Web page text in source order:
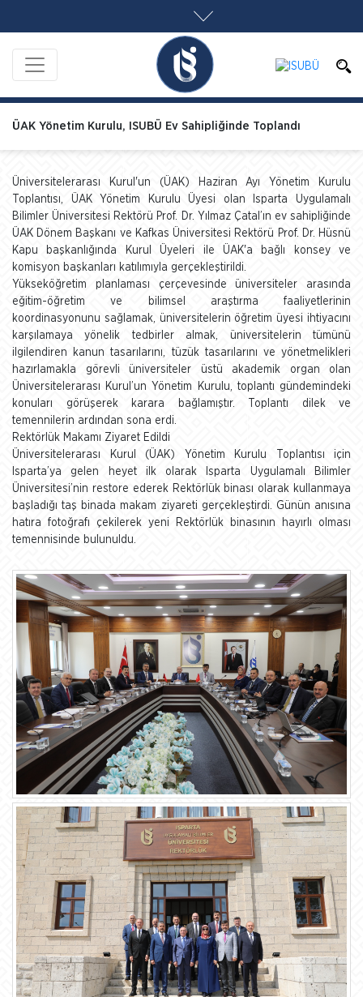
ÜAK Yönetim Kurulu, ISUBÜ Ev Sahipliğinde Toplandı
Üniversitelerarası Kurul'un (ÜAK) Haziran Ayı Yönetim Kurulu
Toplantısı, ÜAK Yönetim Kurulu Üyesi olan Isparta Uygulamalı
Bilimler Üniversitesi Rektörü Prof. Dr. Yılmaz Çatal’ın ev sahipliğinde
ÜAK Dönem Başkanı ve Kafkas Üniversitesi Rektörü Prof. Dr. Hüsnü
Kapu başkanlığında Kurul Üyeleri ile ÜAK'a bağlı konsey ve
komisyon başkanları katılımıyla gerçekleştirildi.
Yükseköğretim planlaması çerçevesinde üniversiteler arasında
eğitim-öğretim ve bilimsel araştırma faaliyetlerinin
koordinasyonunu sağlamak, üniversitelerin öğretim üyesi ihtiyacını
karşılamaya yönelik tedbirler almak, üniversitelerin tümünü
ilgilendiren kanun tasarılarını, tüzük tasarılarını ve yönetmelikleri
hazırlamakla görevli üniversiteler üstü akademik organ olan
Üniversitelerarası Kurul’un Yönetim Kurulu, toplantı gündemindeki
konuları görüşerek karara bağlamıştır. Toplantı dilek ve
temennilerin ardından sona erdi.
Rektörlük Makamı Ziyaret Edildi
Üniversitelerarası Kurul (ÜAK) Yönetim Kurulu Toplantısı için
Isparta’ya gelen heyet ilk olarak Isparta Uygulamalı Bilimler
Üniversitesi’nin restore ederek Rektörlük binası olarak kullanmaya
başladığı taş binada makam ziyareti gerçekleştirdi. Günün anısına
hatıra fotoğrafı çekilerek yeni Rektörlük binasının hayırlı olması
temennisinde bulunuldu.